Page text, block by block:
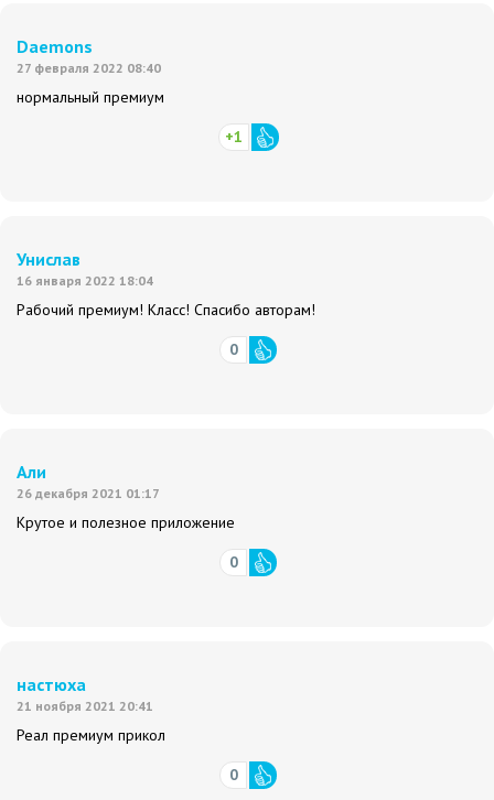
Daemons
27 февраля 2022 08:40
нормальный премиум
+1
Унислав
16 января 2022 18:04
Рабочий премиум! Класс! Спасибо авторам!
0
Али
26 декабря 2021 01:17
Крутое и полезное приложение
0
настюха
21 ноября 2021 20:41
Реал премиум прикол
0